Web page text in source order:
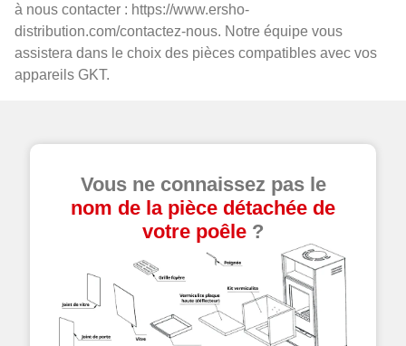
à nous contacter : https://www.ersho-
distribution.com/contactez-nous. Notre équipe vous
assistera dans le choix des pièces compatibles avec vos
appareils GKT.
Vous ne connaissez pas le
nom de la pièce détachée de
votre poêle ?